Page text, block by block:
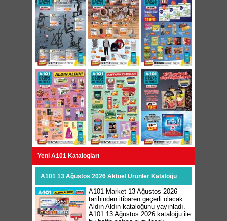
Yeni A101 Katalogları
A101 13 Ağustos 2026 Aktüel Ürünler Kataloğu
A101 Market 13 Ağustos 2026
tarihinden itibaren geçerli olacak
Aldın Aldın kataloğunu yayınladı.
A101 13 Ağustos 2026 kataloğu ile